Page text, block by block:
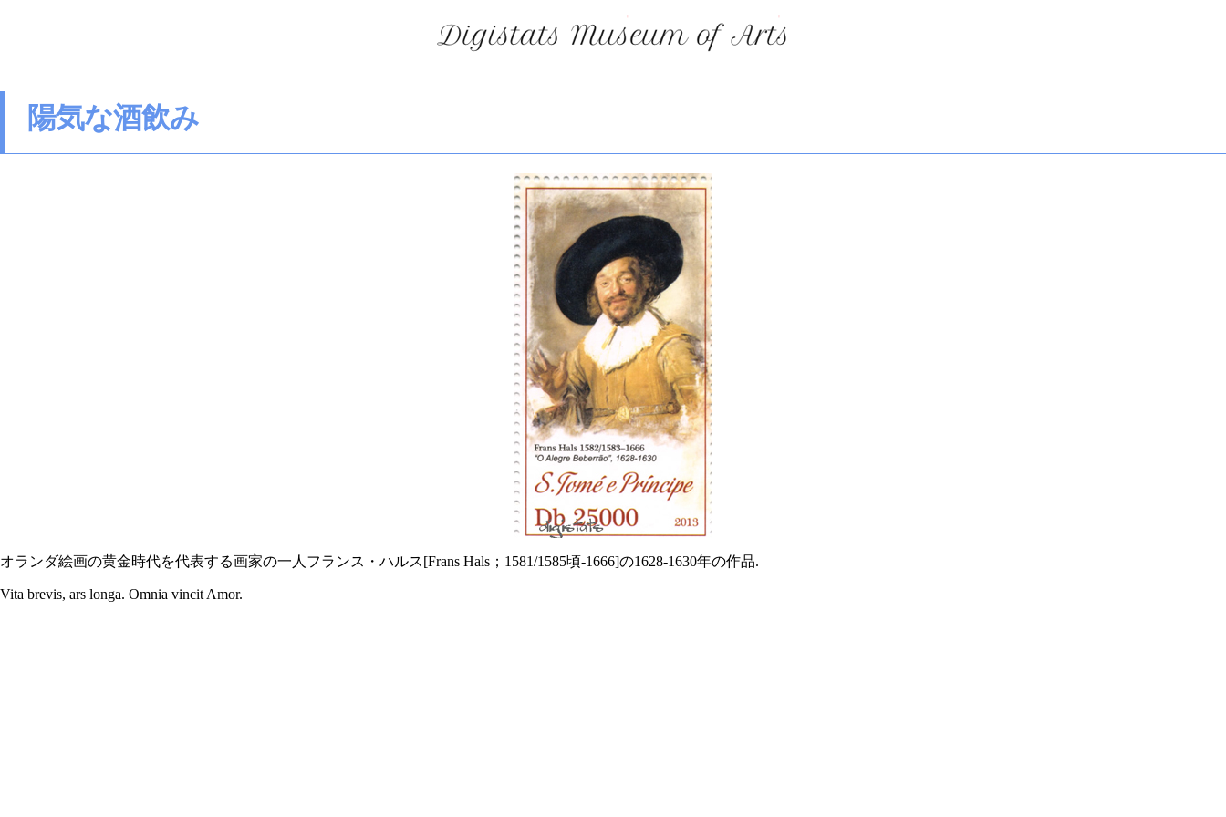
陽気な酒飲み
オランダ絵画の黄金時代を代表する画家の一人フランス・ハルス[Frans Hals；1581/1585頃-1666]の1628-1630年の作品.
Vita brevis, ars longa. Omnia vincit Amor.